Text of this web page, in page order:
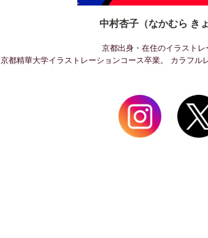
中村杏子（なかむら き
京都出身・在住のイラストレ
京都精華大学イラストレーションコース卒業。 カラフル